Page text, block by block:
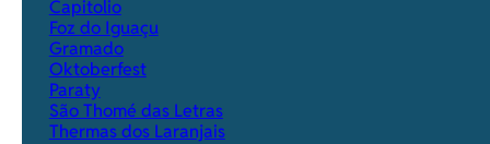
Capitolio
Foz do Iguaçu
Gramado
Oktoberfest
Paraty
São Thomé das Letras
Thermas dos Laranjais